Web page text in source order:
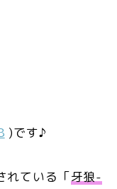
)です♪
れている「牙狼-